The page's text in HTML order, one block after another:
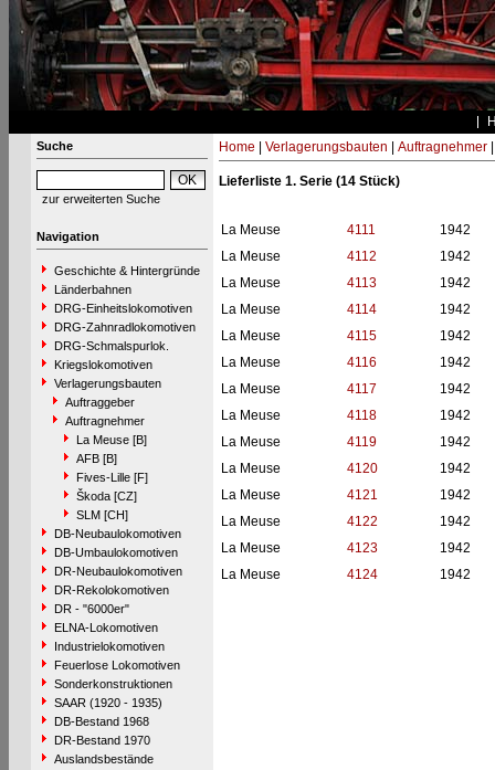
Suche
zur erweiterten Suche
Navigation
Geschichte & Hintergründe
Länderbahnen
DRG-Einheitslokomotiven
DRG-Zahnradlokomotiven
DRG-Schmalspurlok.
Kriegslokomotiven
Verlagerungsbauten
Auftraggeber
Auftragnehmer
La Meuse [B]
AFB [B]
Fives-Lille [F]
Škoda [CZ]
SLM [CH]
DB-Neubaulokomotiven
DB-Umbaulokomotiven
DR-Neubaulokomotiven
DR-Rekolokomotiven
DR - "6000er"
ELNA-Lokomotiven
Industrielokomotiven
Feuerlose Lokomotiven
Sonderkonstruktionen
SAAR (1920 - 1935)
DB-Bestand 1968
DR-Bestand 1970
Auslandsbestände
Home Verlagerungsbauten Auftragnehmer
Lieferliste 1. Serie (14 Stück)
La Meuse 4111
1942
La Meuse
4112
1942
La Meuse
4113
1942
La Meuse
4114
1942
La Meuse
4115
1942
La Meuse
4116
1942
La Meuse
4117
1942
La Meuse
4118
1942
La Meuse
4119
1942
La Meuse
4120
1942
La Meuse
4121
1942
La Meuse
4122
1942
La Meuse
4123
1942
La Meuse
4124 1942